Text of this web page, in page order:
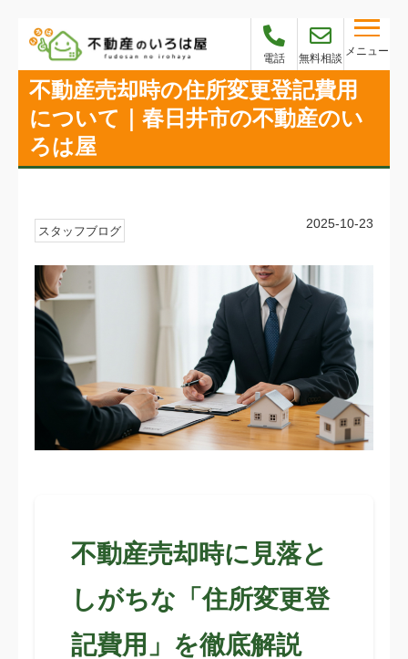
電話 無料相談
メニュー
不動産売却時の住所変更登記費用
について｜春日井市の不動産のい
ろは屋
スタッフブログ
2025-10-23
不動産売却時に見落と
しがちな「住所変更登
記費用」を徹底解説